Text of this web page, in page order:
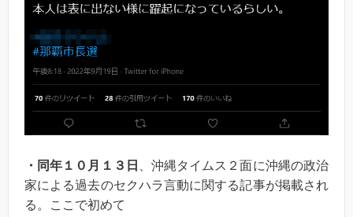
・同年１０月１３日
、沖縄タイムス２面に沖縄の政治
家による過去のセクハラ言動に関する記事が掲載され
る。ここで初めて